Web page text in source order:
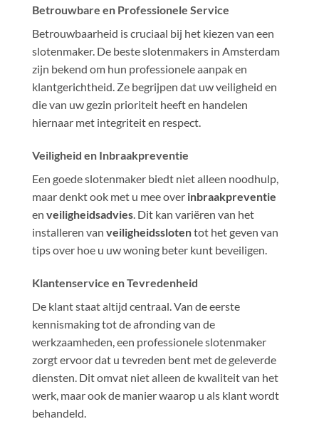
Betrouwbare en Professionele Service
Betrouwbaarheid is cruciaal bij het kiezen van een
slotenmaker. De beste slotenmakers in Amsterdam
zijn bekend om hun professionele aanpak en
klantgerichtheid. Ze begrijpen dat uw veiligheid en
die van uw gezin prioriteit heeft en handelen
hiernaar met integriteit en respect.
Veiligheid en Inbraakpreventie
Een goede slotenmaker biedt niet alleen noodhulp,
maar denkt ook met u mee over inbraakpreventie
en veiligheidsadvies . Dit kan variëren van het
installeren van veiligheidsslotentot het geven van
tips over hoe u uw woning beter kunt beveiligen.
Klantenservice en Tevredenheid
De klant staat altijd centraal. Van de eerste
kennismaking tot de afronding van de
werkzaamheden, een professionele slotenmaker
zorgt ervoor dat u tevreden bent met de geleverde
diensten. Dit omvat niet alleen de kwaliteit van het
werk, maar ook de manier waarop u als klant wordt
behandeld.